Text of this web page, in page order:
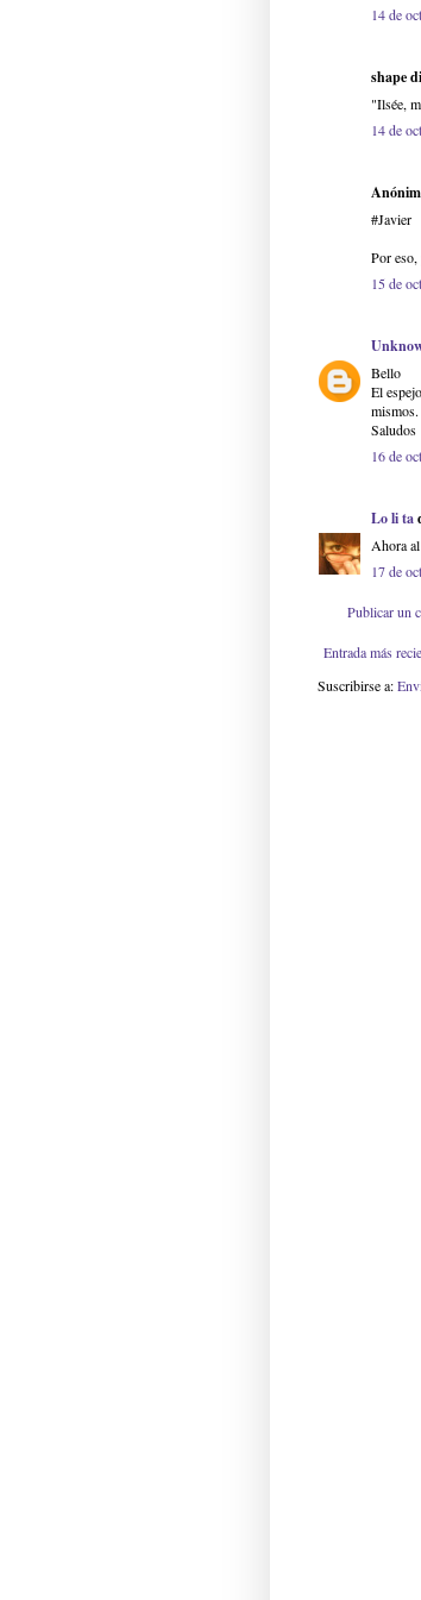
14 de
shape
"Ilsée,
14 de
#Javier
Por eso,
15 de
Bello
El
mismos.
Saludos
16 de
Lo li ta
Ahora
17 de
Publicar un
Entrada más
Suscribirse a: